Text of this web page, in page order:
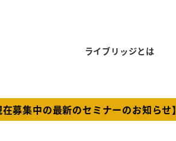
ライブリッジとは
在募集中の最新のセミナーのお知らせ】